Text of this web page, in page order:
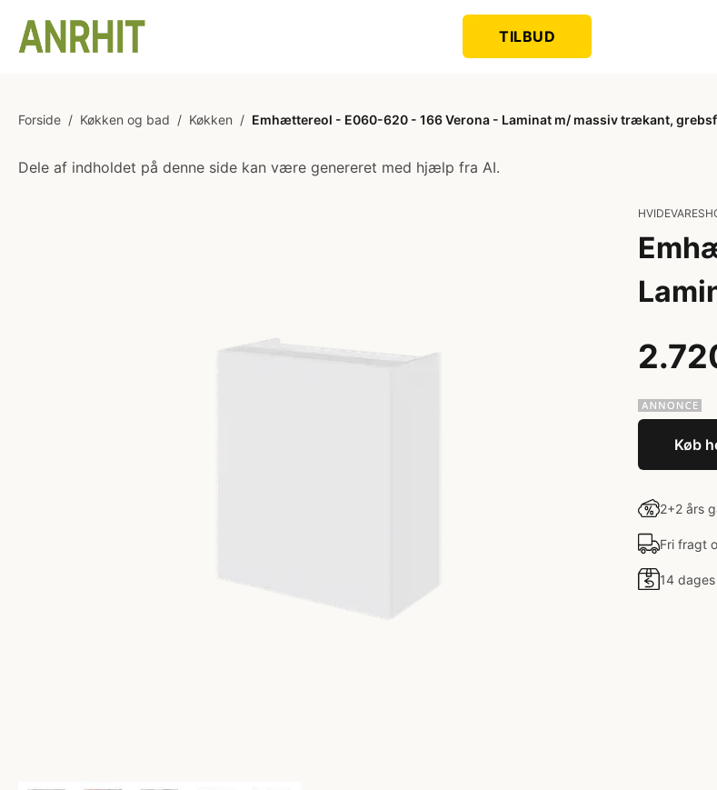
TILBUD
Forside / Køkken og bad / Køkken / Emhættereol - E060-620 - 166 Verona - Laminat m/ massiv trækant,
Dele af indholdet på denne side kan være genereret med hjælp fra AI.
Køb
2+2 års
Fri fragt
14